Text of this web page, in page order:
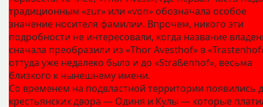
традиционным «zur» или «von» обозначала особое
значение носителя фамилии. Впрочем, никого эти
подробности не интересовали, когда название
сначала преобразили из «Thor Avesthof» в
оттуда уже недалеко было и до «Straßenhof», весьма
близкого к нынешнему имени.
Со временем на подвластной территории появились
крестьянских двора — Одиня и Кулы — которые